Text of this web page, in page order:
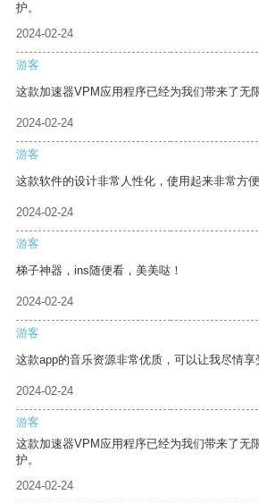
护。
2024-02-24
游客
这款加速器VPM应用程序已经为我们带来了无
2024-02-24
游客
这款软件的设计非常人性化，使用起来非常方便
2024-02-24
游客
梯子神器，ins随便看，美美哒！
2024-02-24
游客
这款app的音乐资源非常优质，可以让我尽情享
2024-02-24
游客
这款加速器VPM应用程序已经为我们带来了无
护。
2024-02-24